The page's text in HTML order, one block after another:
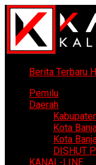
Berita Terbaru
Pemilu
Daerah
Kota
Kota
DISHUT
KANAL-LINE